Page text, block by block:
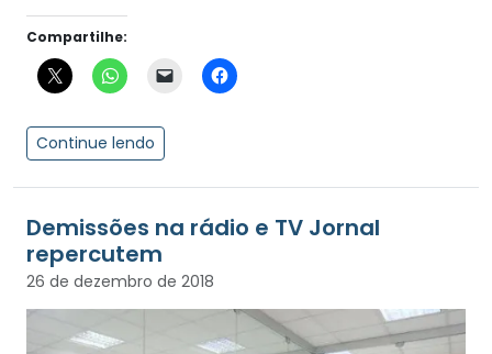
Compartilhe:
Continue lendo
Demissões na rádio e TV Jornal
repercutem
26 de dezembro de 2018